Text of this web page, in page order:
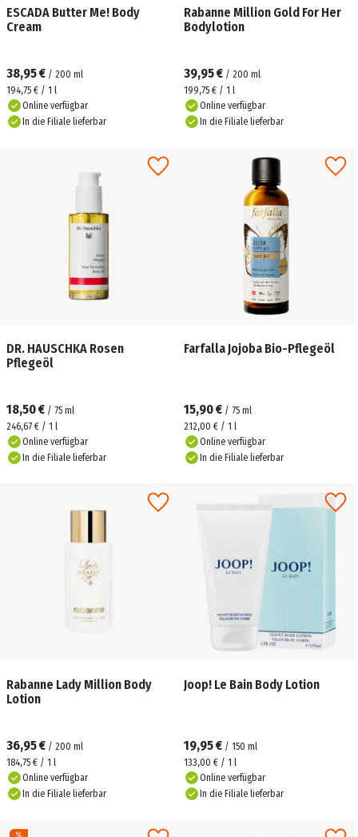
ESCADA Butter Me! Body
Cream
38,95 € / 200 ml
194,75 € / 1 l
Online verfügbar
In die Filiale lieferbar
Rabanne Million Gold For Her
Bodylotion
39,95 € / 200 ml
199,75 € / 1 l
Online verfügbar
In die Filiale lieferbar
DR. HAUSCHKA Rosen
Pflegeöl
18,50 € / 75 ml
246,67 € / 1 l
Online verfügbar
In die Filiale lieferbar
Farfalla Jojoba Bio-Pflegeöl
15,90 € / 75 ml
212,00 € / 1 l
Online verfügbar
In die Filiale lieferbar
Rabanne Lady Million Body
Lotion
36,95 € / 200 ml
184,75 € / 1 l
Online verfügbar
In die Filiale lieferbar
Joop! Le Bain Body Lotion
19,95 € / 150 ml
133,00 € / 1 l
Online verfügbar
In die Filiale lieferbar